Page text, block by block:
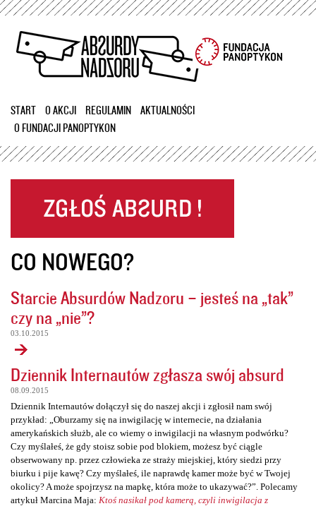
Przejdź
treści
START O AKCJI REGULAMIN
AKTUALNOŚCI
O FUNDACJI PANOPTYKON
CO NOWEGO?
Starcie Absurdów Nadzoru – jesteś na „tak”
czy na „nie”?
03.10.2015
Dziennik Internautów zgłasza swój absurd
08.09.2015
Dziennik Internautów dołączył się do naszej akcji i zgłosił nam swój
przykład: „Oburzamy się na inwigilację w internecie, na działania
amerykańskich służb, ale co wiemy o inwigilacji na własnym podwórku?
Czy myślałeś, że gdy stoisz sobie pod blokiem, możesz być ciągle
obserwowany np. przez człowieka ze straży miejskiej, który siedzi przy
biurku i pije kawę? Czy myślałeś, ile naprawdę kamer może być w Twojej
okolicy? A może spojrzysz na mapkę, która może to ukazywać?”. Polecamy
artykuł Marcina Maja: Ktoś nasikał pod kamerą, czyli inwigilacja z